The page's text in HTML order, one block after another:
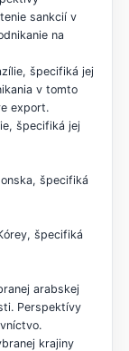
sankcií v
na
špecifiká jej
v tomto
export.
špecifiká jej
špecifiká
špecifiká
arabskej
Perspektívy
krajiny